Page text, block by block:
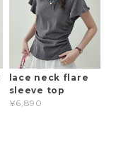
lace neck flare
sleeve top
¥6,890